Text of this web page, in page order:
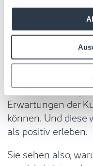
erreicht werden,
korrekt
den heiligen Gral
nicht wissen, wo
oder wie viele Sie
nicht davon
Erwartungen der
können. Und
als positiv erleben.
Sie sehen also,